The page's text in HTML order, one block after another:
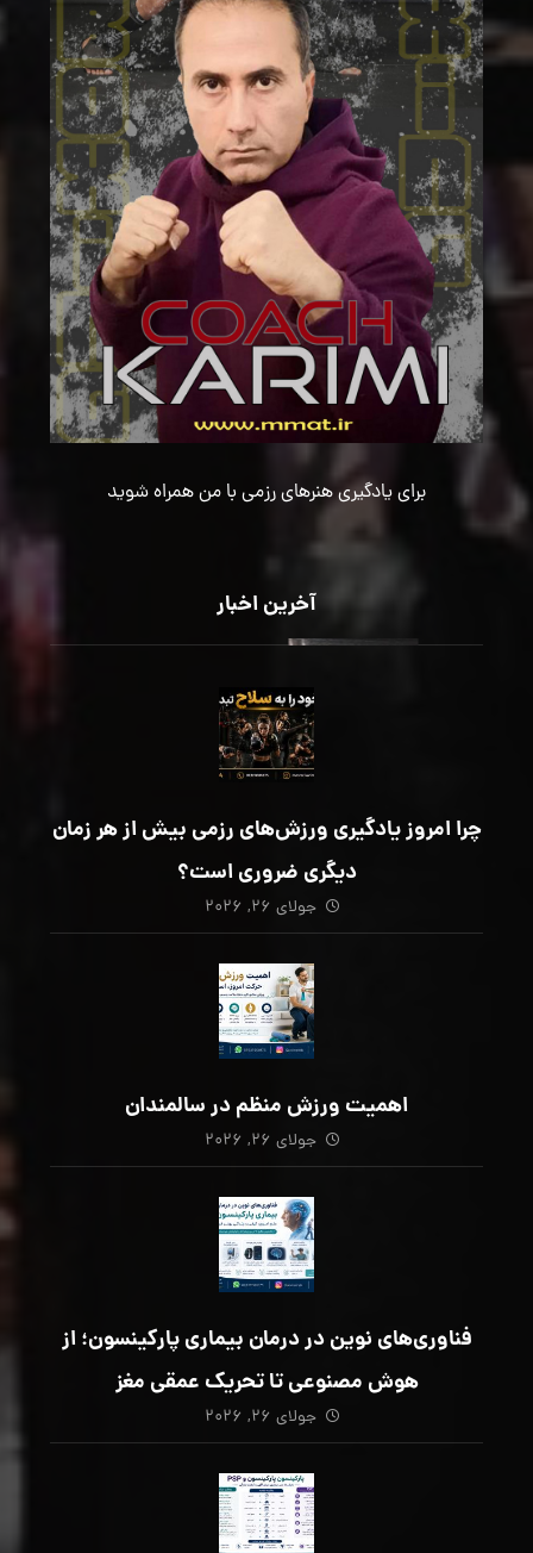
برای یادگیری هنرهای رزمی با من همراه شوید
آخرین اخبار
چرا امروز یادگیری ورزش‌های رزمی بیش از هر زمان
دیگری ضروری است؟
جولای ۲۶, ۲۰۲۶
اهمیت ورزش منظم در سالمندان
جولای ۲۶, ۲۰۲۶
فناوری‌های نوین در درمان بیماری پارکینسون؛ از
هوش مصنوعی تا تحریک عمقی مغز
جولای ۲۶, ۲۰۲۶